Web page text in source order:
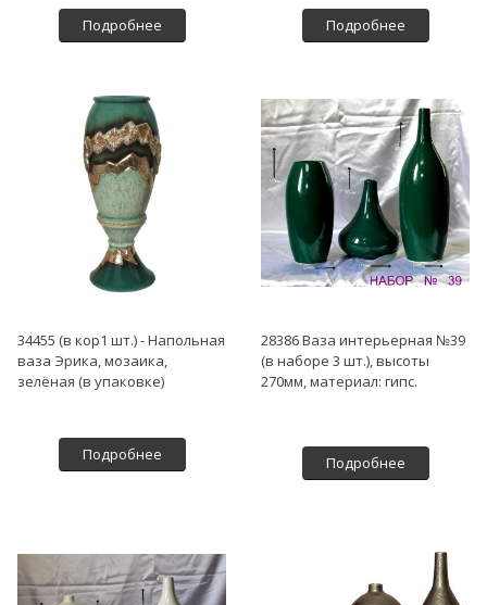
Подробнее Подробнее
34455 (в кор1 шт.) - Напольная
ваза Эрика, мозаика,
зелёная (в упаковке)
Подробнее
28386 Ваза интерьерная №39
(в наборе 3 шт.), высоты
270мм, материал: гипс.
Подробнее